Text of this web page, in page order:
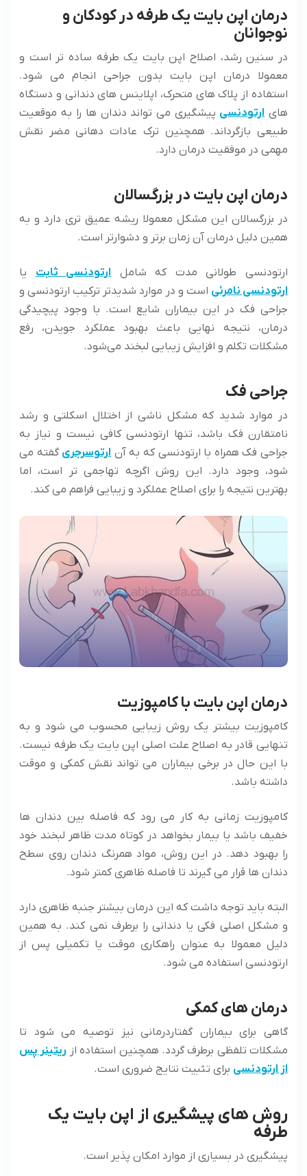
درمان اپن بایت یک طرفه در کودکان و
نوجوانان
در سنین رشد، اصلاح اپن بایت یک طرفه ساده تر است و
معمولا درمان اپن بایت بدون جراحی انجام می شود.
استفاده از پلاک های متحرک، اپلاینس های دندانی و دستگاه
هایارتودنسی پیشگیری می ‌تواند دندان ها را به موقعیت
طبیعی بازگرداند. همچنین ترک عادات دهانی مضر نقش
مهمی در موفقیت درمان دارد.
درمان اپن بایت در بزرگسالان
در بزرگسالان این مشکل معمولا ریشه عمیق تری دارد و به
همین دلیل درمان آن زمان برتر و دشوارتر است.
ارتودنسی طولانی مدت که شاملارتودنسی ثابتیا
ارتودنسی نامرئی است و در موارد شدیدتر ترکیب ارتودنسی و
جراحی فک در این بیماران شایع است. با وجود پیچیدگی
درمان، نتیجه نهایی باعث بهبود عملکرد جویدن، رفع
مشکلات تکلم و افزایش زیبایی لبخند می‌شود.
جراحی فک
در موارد شدید که مشکل ناشی از اختلال اسکلتی و رشد
نامتقارن فک باشد، تنها ارتودنسی کافی نیست و نیاز به
جراحی فک همراه با ارتودنسی که به آنارتوسرجری گفته می
شود، وجود دارد. این روش اگرچه تهاجمی تر است، اما
بهترین نتیجه را برای اصلاح عملکرد و زیبایی فراهم می ‌کند.
درمان اپن بایت با کامپوزیت
کامپوزیت بیشتر یک روش زیبایی محسوب می ‌شود و به
تنهایی قادر به اصلاح علت اصلی اپن بایت یک طرفه نیست.
با این حال در برخی بیماران می ‌تواند نقش کمکی و موقت
داشته باشد.
کامپوزیت زمانی به کار می ‌رود که فاصله بین دندان ها
خفیف باشد یا بیمار بخواهد در کوتاه مدت ظاهر لبخند خود
را بهبود دهد. در این روش، مواد همرنگ دندان روی سطح
دندان ها قرار می ‌گیرند تا فاصله ظاهری کمتر شود.
البته باید توجه داشت که این درمان بیشتر جنبه ظاهری دارد
و مشکل اصلی فکی یا دندانی را برطرف نمی ‌کند. به همین
دلیل معمولا به عنوان راهکاری موقت یا تکمیلی پس از
ارتودنسی استفاده می‌ شود.
درمان های کمکی
گاهی برای بیماران گفتاردرمانی نیز توصیه می ‌شود تا
مشکلات تلفظی برطرف گردد. همچنین استفاده از ریتینر پس
از ارتودنسی برای تثبیت نتایج ضروری است.
روش های پیشگیری از اپن بایت یک
طرفه
پیشگیری در بسیاری از موارد امکان پذیر است.